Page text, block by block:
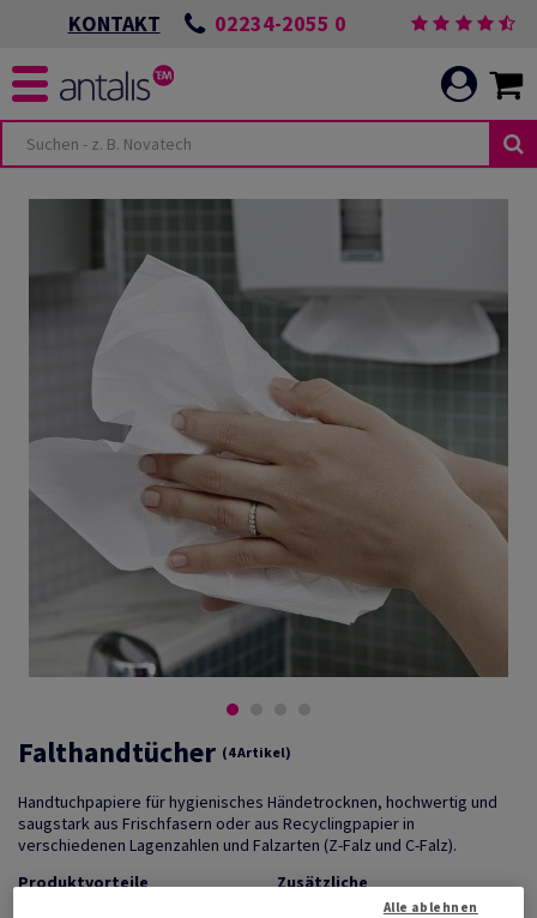
KONTAKT 02234-2055 0
Falthandtücher (4 Artikel)
Handtuchpapiere für hygienisches Händetrocknen, hochwertig und
saugstark aus Frischfasern oder aus Recyclingpapier in
verschiedenen Lagenzahlen und Falzarten (Z-Falz und C-Falz).
Produktvorteile
Zusätzliche
Produktbeschreibung
Alle ablehnen